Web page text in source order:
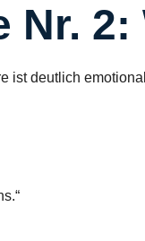
Nr. 2:
ist deutlich